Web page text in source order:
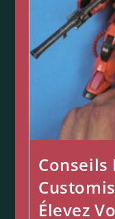
Conseils
Élevez